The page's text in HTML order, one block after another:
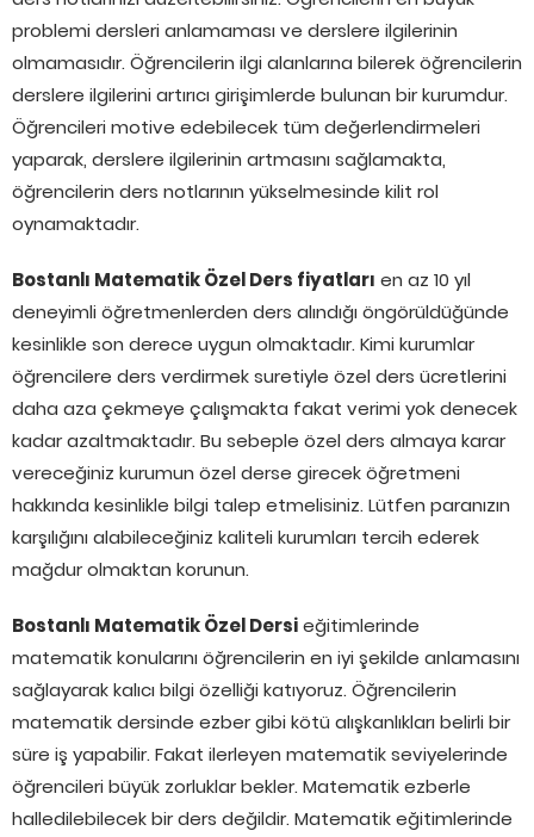
problemi dersleri anlamaması ve derslere ilgilerinin
olmamasıdır. Öğrencilerin ilgi alanlarına bilerek öğrencilerin
derslere ilgilerini artırıcı girişimlerde bulunan bir kurumdur.
Öğrencileri motive edebilecek tüm değerlendirmeleri
yaparak, derslere ilgilerinin artmasını sağlamakta,
öğrencilerin ders notlarının yükselmesinde kilit rol
oynamaktadır.
Bostanlı Matematik Özel Ders fiyatları en az 10 yıl
deneyimli öğretmenlerden ders alındığı öngörüldüğünde
kesinlikle son derece uygun olmaktadır. Kimi kurumlar
öğrencilere ders verdirmek suretiyle özel ders ücretlerini
daha aza çekmeye çalışmakta fakat verimi yok denecek
kadar azaltmaktadır. Bu sebeple özel ders almaya karar
vereceğiniz kurumun özel derse girecek öğretmeni
hakkında kesinlikle bilgi talep etmelisiniz. Lütfen paranızın
karşılığını alabileceğiniz kaliteli kurumları tercih ederek
mağdur olmaktan korunun.
Bostanlı Matematik Özel Dersieğitimlerinde
matematik konularını öğrencilerin en iyi şekilde anlamasını
sağlayarak kalıcı bilgi özelliği katıyoruz. Öğrencilerin
matematik dersinde ezber gibi kötü alışkanlıkları belirli bir
süre iş yapabilir. Fakat ilerleyen matematik seviyelerinde
öğrencileri büyük zorluklar bekler. Matematik ezberle
halledilebilecek bir ders değildir. Matematik eğitimlerinde